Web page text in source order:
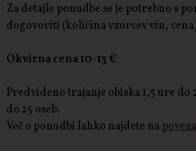
Za detajle ponudbe se je potrebno s
dogovoriti (količina vzorcev vin,
Okvirna cena 10-13 €
Predvideno trajanje obiska 1,5 ure
do 25 oseb.
Več o ponudbi lahko najdete na